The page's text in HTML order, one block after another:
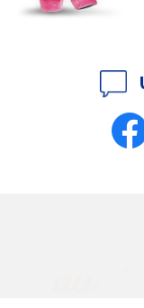
iPhone 16とiPhone 15の
スマホが高い理由は？